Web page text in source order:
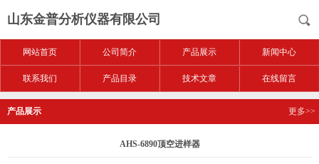
山东金普分析仪器有限公司
网站首页 公司简介 产品展示 新闻中心
联系我们 产品目录 技术文章 在线留言
产品展示 更多>>
AHS-6890顶空进样器